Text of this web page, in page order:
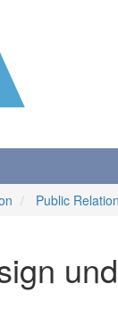
Public